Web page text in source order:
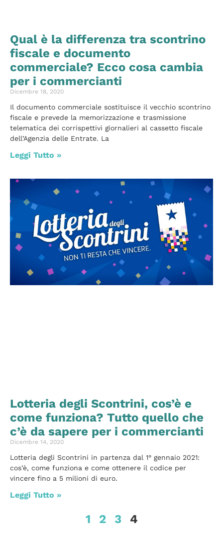
Qual è la differenza tra scontrino
fiscale e documento
commerciale? Ecco cosa cambia
per i commercianti
Dicembre 18, 2020
Il documento commerciale sostituisce il vecchio scontrino
fiscale e prevede la memorizzazione e trasmissione
telematica dei corrispettivi giornalieri al cassetto fiscale
dell’Agenzia delle Entrate. La
Leggi Tutto »
Lotteria degli Scontrini, cos’è e
come funziona? Tutto quello che
c’è da sapere per i commercianti
Dicembre 14, 2020
Lotteria degli Scontrini in partenza dal 1° gennaio 2021:
cos’è, come funziona e come ottenere il codice per
vincere fino a 5 milioni di euro.
Leggi Tutto »
1 2 3 4